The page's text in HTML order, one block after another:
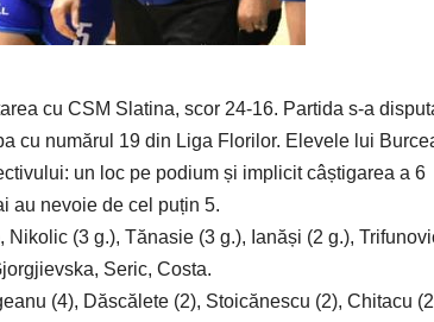
cu CSM Slatina, scor 24-16. Partida s-a
cu numărul 19 din Liga Florilor. Elevele lui
un loc pe podium și implicit câștigarea a 6
au nevoie de cel puțin 5.
(3 g.), Tănasie (3 g.), Ianăși (2 g.),
Seric, Costa.
(4), Dăscălete (2), Stoicănescu (2), Chitacu